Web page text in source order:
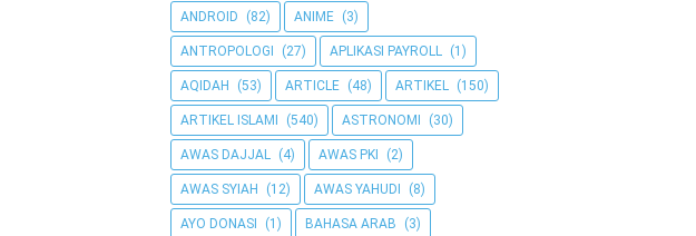
ANDROID (82) ANIME (3)
ANTROPOLOGI (27) APLIKASI PAYROLL (1)
AQIDAH (53) ARTICLE (48) ARTIKEL (150)
ARTIKEL ISLAMI (540) ASTRONOMI (30)
AWAS DAJJAL (4) AWAS PKI (2)
AWAS SYIAH (12) AWAS YAHUDI (8)
AYO DONASI (1) BAHASA ARAB (3)